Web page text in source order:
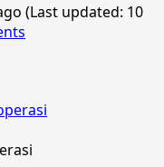
(Last updated: 10